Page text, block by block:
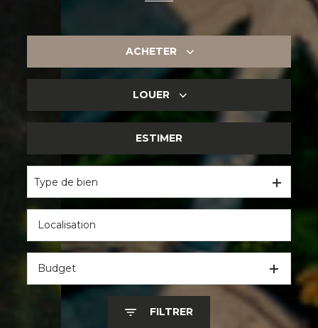
ACHETER
DU NEUF
LOUER
DE L'HABITATIONESTIMER
Type de bien
Budget
FILTRER